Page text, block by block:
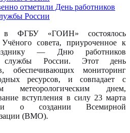
отметили День работников
России
в ФГБУ «ГОИН» состоялось
Учёного совета, приуроченное к
— Дню работников
службы России. Этот день
обеспечивающих мониторинг
ресурсов, и совпадает с
метеорологическим днем,
вступления в силу 23 марта
о создании Всемирной
(ВМО).